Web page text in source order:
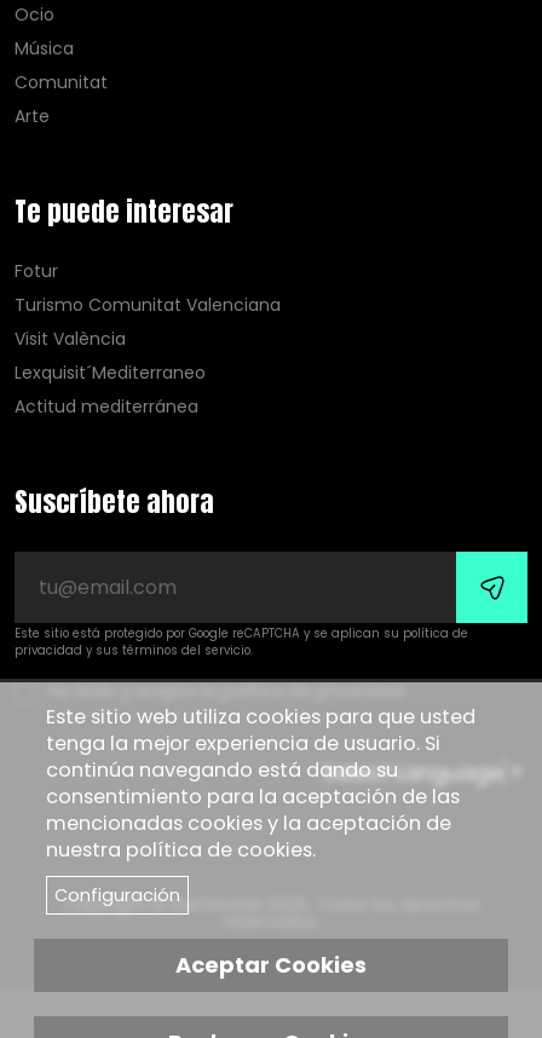
Ocio
Música
Comunitat
Arte
Te puede interesar
Fotur
Turismo Comunitat Valenciana
Visit València
Lexquisit´Mediterraneo
Actitud mediterránea
Suscríbete ahora
Este sitio está protegido por Google reCAPTCHA y se aplican su política de
privacidad y sus términos del servicio
He leído y acepto la política de privacidad
Select Language
Copyright © KMCMobile 2025. Todos los derechos
Aviso legal
Este sitio web utiliza cookies para que usted
tenga la mejor experiencia de usuario. Si
continúa navegando está dando su
consentimiento para la aceptación de las
mencionadas cookies y la aceptación de
nuestra política de cookies.
Configuración
Aceptar Cookies